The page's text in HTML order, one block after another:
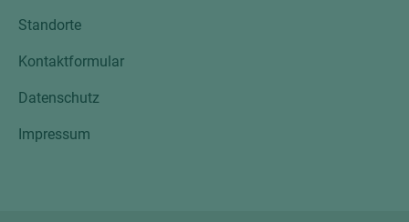
Standorte
Kontaktformular
Datenschutz
Impressum